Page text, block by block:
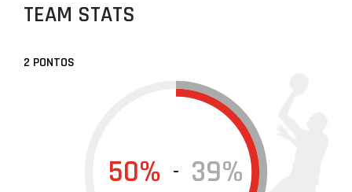
TEAM STATS
2 PONTOS
50% - 39%